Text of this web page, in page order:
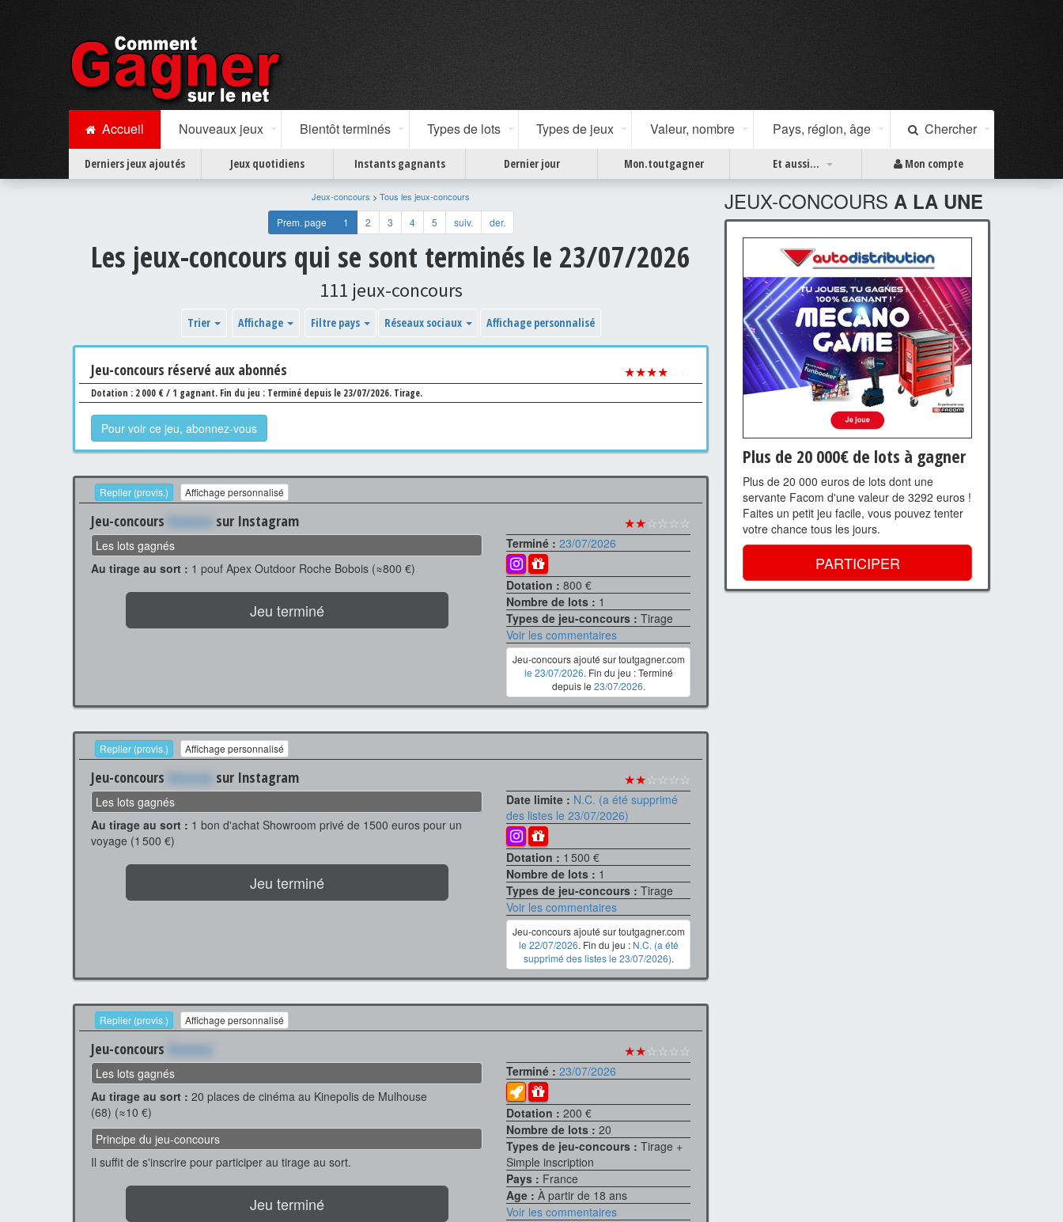
Accueil Nouveaux jeux Bientôt terminés Types de lots Types de jeux Valeur, nombre Pays, région, âge Chercher
Derniers jeux ajoutés Jeux quotidiens Instants gagnants Dernier jour Mon.toutgagner Et aussi... Mon compte
JEUX-CONCOURS A LA UNE
Plus de 20 000€ de lots à gagner
Plus de 20 000 euros de lots dont une
servante Facom d'une valeur de 3292 euros !
Faites un petit jeu facile, vous pouvez tenter
votre chance tous les jours.
PARTICIPER
Jeux-concours > Tous les jeux-concours
Prem. page 1 2 3 4 5 suiv. der.
Les jeux-concours qui se sont terminés le 23/07/2026
111 jeux-concours
Trier Affichage Filtre pays Réseaux sociaux Affichage personnalisé
Jeu-concours réservé aux abonnés ★★★★
Dotation : 2 000 € / 1 gagnant. Fin du jeu : Terminé depuis le 23/07/2026. Tirage.
Pour voir ce jeu, abonnez-vous
Replier (provis.) Affichage personnalisé
Jeu-concours Xxxxxxx sur Instagram ★★☆☆☆☆
Les lots gagnés
Au tirage au sort : 1 pouf Apex Outdoor Roche Bobois (≈800 €)
Jeu terminé
Terminé :23/07/2026
Dotation :800 €
Nombre de lots : 1
Types de jeu-concours :Tirage
Voir les commentaires
Jeu-concours ajouté sur toutgagner.com
le 23/07/2026. Fin du jeu : Terminé
depuis le 23/07/2026.
Replier (provis.) Affichage personnalisé
Jeu-concours Xxxxxxx sur Instagram ★★☆☆☆☆
Les lots gagnés
Au tirage au sort : 1 bon d'achat Showroom privé de 1500 euros pour un
voyage (1 500 €)
Jeu terminé
Date limite : N.C. (a été supprimé
des listes le 23/07/2026)
Dotation : 1 500 €
Nombre de lots : 1
Types de jeu-concours :Tirage
Voir les commentaires
Jeu-concours ajouté sur toutgagner.com
le 22/07/2026. Fin du jeu : N.C. (a été
supprimé des listes le 23/07/2026).
Replier (provis.) Affichage personnalisé
Jeu-concours Xxxxxxx ★★☆☆☆☆
Les lots gagnés
Au tirage au sort : 20 places de cinéma au Kinepolis de Mulhouse
(68) (≈10 €)
Principe du jeu-concours
Il suffit de s'inscrire pour participer au tirage au sort.
Jeu terminé
Terminé :23/07/2026
Dotation :200 €
Nombre de lots :20
Types de jeu-concours :Tirage +
Simple inscription
Pays : France
Age :À partir de 18 ans
Voir les commentaires